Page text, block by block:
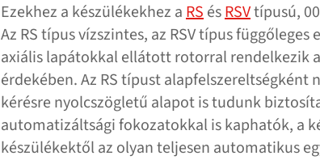
Ezekhez a készülékekhez aRSésRSVtípusú,
Az RS típus vízszintes, az RSV típus
axiális lapátokkal ellátott rotorral rendelkezik
érdekében. Az RS típust alapfelszereltségként
kérésre nyolcszögletű alapot is tudunk
automatizáltsági fokozatokkal is kaphatók, a
készülékektől az olyan teljesen automatikus